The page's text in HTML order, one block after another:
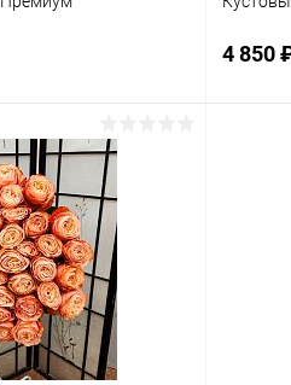
Сравнение
В наличии
4 850
В